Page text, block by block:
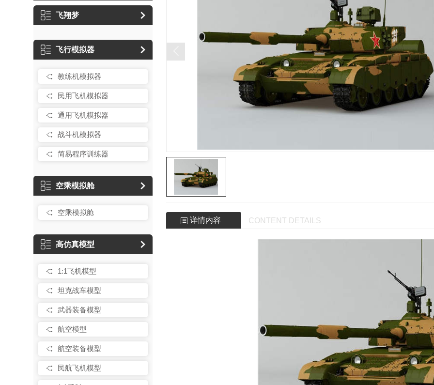
飞翔梦
飞行模拟器
教练机模拟器
民用飞机模拟器
通用飞机模拟器
战斗机模拟器
简易程序训练器
空乘模拟舱
空乘模拟舱
高仿真模型
1:1飞机模型
坦克战车模型
武器装备模型
航空模型
航空装备模型
民航飞机模型
详情内容 CONTENT DETAILS